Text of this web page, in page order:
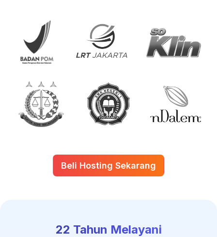
Beli Hosting Sekarang
22 Tahun Melayani